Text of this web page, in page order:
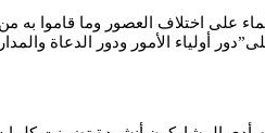
على اختلاف العصور وما قاموا
أولياء الأمور ودور الدعاة